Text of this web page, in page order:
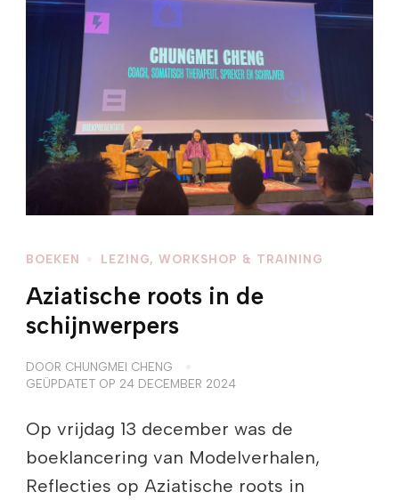
BOEKEN LEZING, WORKSHOP & TRAINING
Aziatische roots in de
schijnwerpers
DOOR CHUNGMEI CHENG
GEÜPDATET OP 24 DECEMBER 2024
Op vrijdag 13 december was de
boeklancering van Modelverhalen,
Reflecties op Aziatische roots in